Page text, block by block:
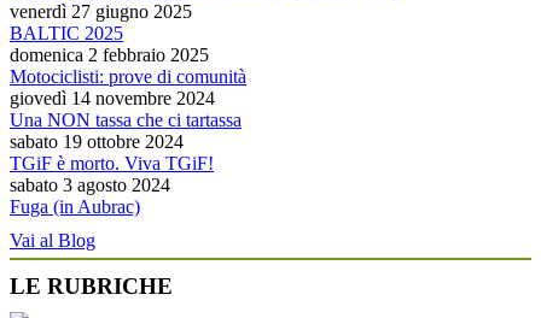
venerdì 27 giugno 2025
BALTIC 2025
domenica 2 febbraio 2025
Motociclisti: prove di comunità
giovedì 14 novembre 2024
Una NON tassa che ci tartassa
sabato 19 ottobre 2024
TGiF è morto. Viva TGiF!
sabato 3 agosto 2024
Fuga (in Aubrac)
Vai al Blog
LE RUBRICHE